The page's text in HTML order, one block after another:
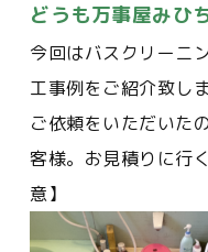
どうも万事屋みひ
今回はバスクリーニ
工事例をご紹介致しま
ご依頼をいただいた
客様。お見積りに行
意】